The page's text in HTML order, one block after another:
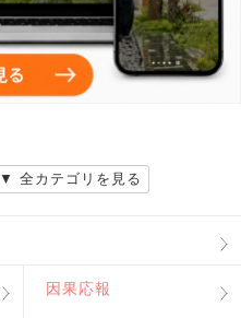
▼ 全カテゴリを見る
因果応報